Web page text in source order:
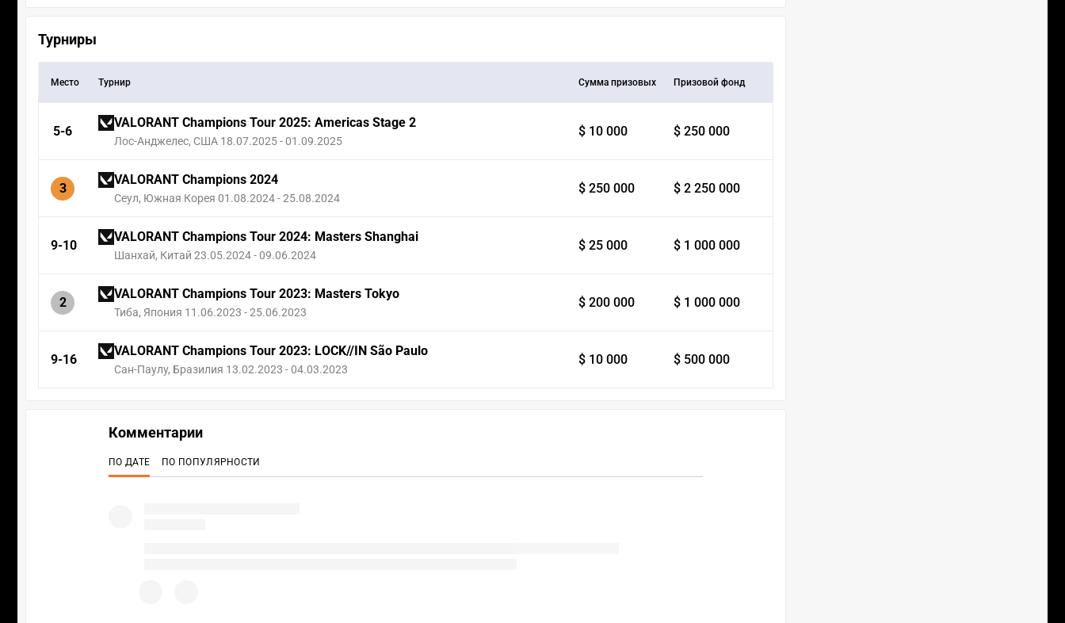
Турниры
Место Турнир Сумма призовых Призовой фонд
5-6
VALORANT Champions Tour 2025: Americas Stage 2
Лос-Анджелес, США 18.07.2025 - 01.09.2025
$ 10 000 $ 250 000
3
VALORANT Champions 2024
Сеул, Южная Корея 01.08.2024 - 25.08.2024
$ 250 000 $ 2 250 000
9-10
VALORANT Champions Tour 2024: Masters Shanghai
Шанхай, Китай 23.05.2024 - 09.06.2024
$ 25 000 $ 1 000 000
2
VALORANT Champions Tour 2023: Masters Tokyo
Тиба, Япония 11.06.2023 - 25.06.2023
$ 200 000 $ 1 000 000
9-16
VALORANT Champions Tour 2023: LOCK//IN São Paulo
Сан-Паулу, Бразилия 13.02.2023 - 04.03.2023
$ 10 000 $ 500 000
Комментарии
ПО ДАТЕ ПО ПОПУЛЯРНОСТИ